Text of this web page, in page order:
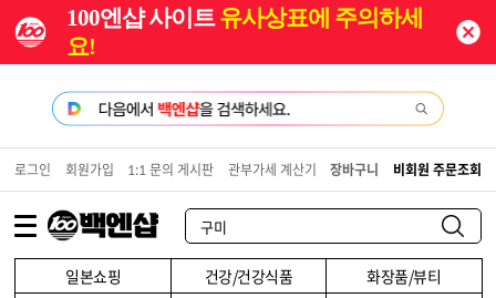
100엔샵 사이트유사상표에 주의하세
요!
일본쇼핑 건강/건강식품
화장품/뷰티
로그인 회원가입 1:1 문의 게시판 관부가세 계산기 장바구니 비회원 주문조회